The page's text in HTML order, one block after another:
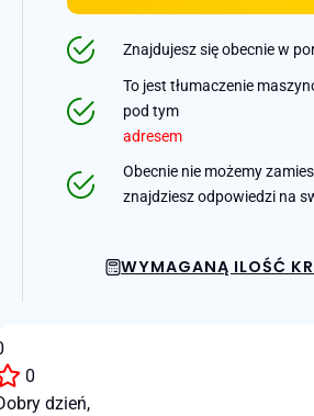
Znajdujesz się obecnie w
To jest tłumaczenie
pod tym
adresem
Obecnie nie możemy
znajdziesz odpowiedzi na
WYMAGANĄ ILOŚĆ
0
dzień,